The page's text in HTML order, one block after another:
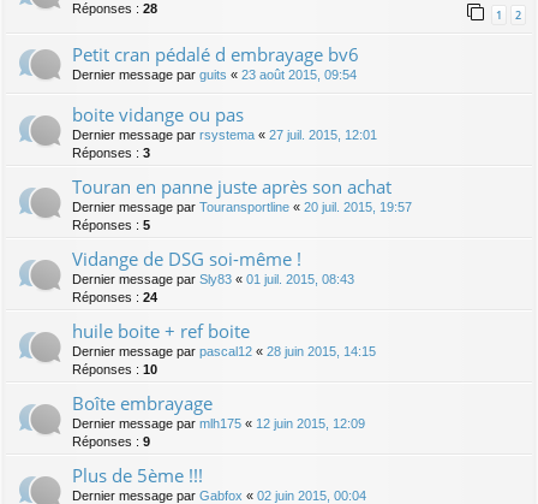
Réponses : 28 1 2
Petit cran pédalé d embrayage bv6
Dernier message par guits « 23 août 2015, 09:54
boite vidange ou pas
Dernier message par rsystema « 27 juil. 2015, 12:01
Réponses : 3
Touran en panne juste après son achat
Dernier message par Touransportline « 20 juil. 2015, 19:57
Réponses : 5
Vidange de DSG soi-même !
Dernier message par Sly83 « 01 juil. 2015, 08:43
Réponses : 24
huile boite + ref boite
Dernier message par pascal12 « 28 juin 2015, 14:15
Réponses : 10
Boîte embrayage
Dernier message par mlh175 « 12 juin 2015, 12:09
Réponses : 9
Plus de 5ème !!!
Dernier message par Gabfox « 02 juin 2015, 00:04